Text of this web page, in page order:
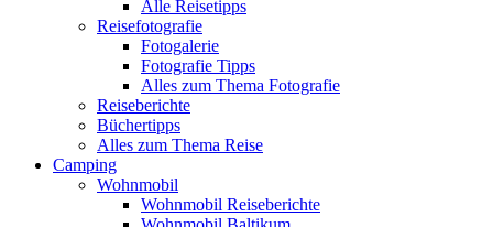
Alle Reisetipps
Reisefotografie
Fotogalerie
Fotografie Tipps
Alles zum Thema Fotografie
Reiseberichte
Büchertipps
Alles zum Thema Reise
Camping
Wohnmobil
Wohnmobil Reiseberichte